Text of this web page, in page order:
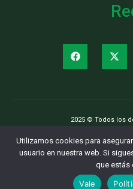
2025 © Todos los
Utilizamos cookies para
usuario en nuestra web. Si
que estás
Vale